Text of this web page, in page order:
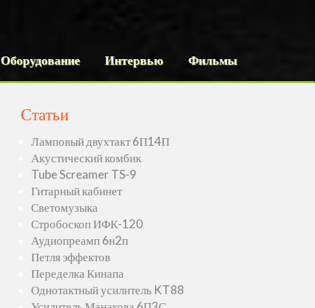
Оборудование Интервью Фильмы
Статьи
Ламповый двухтакт 6П14П
Акустический комбик
Tube Screamer TS-9
Гитарный кабинет
Светомузыка
Стробоскоп ИФК-120
Аудиопреамп 6н2п
Петля эффектов
Переделка Кинапа
Однотактный усилитель KT88